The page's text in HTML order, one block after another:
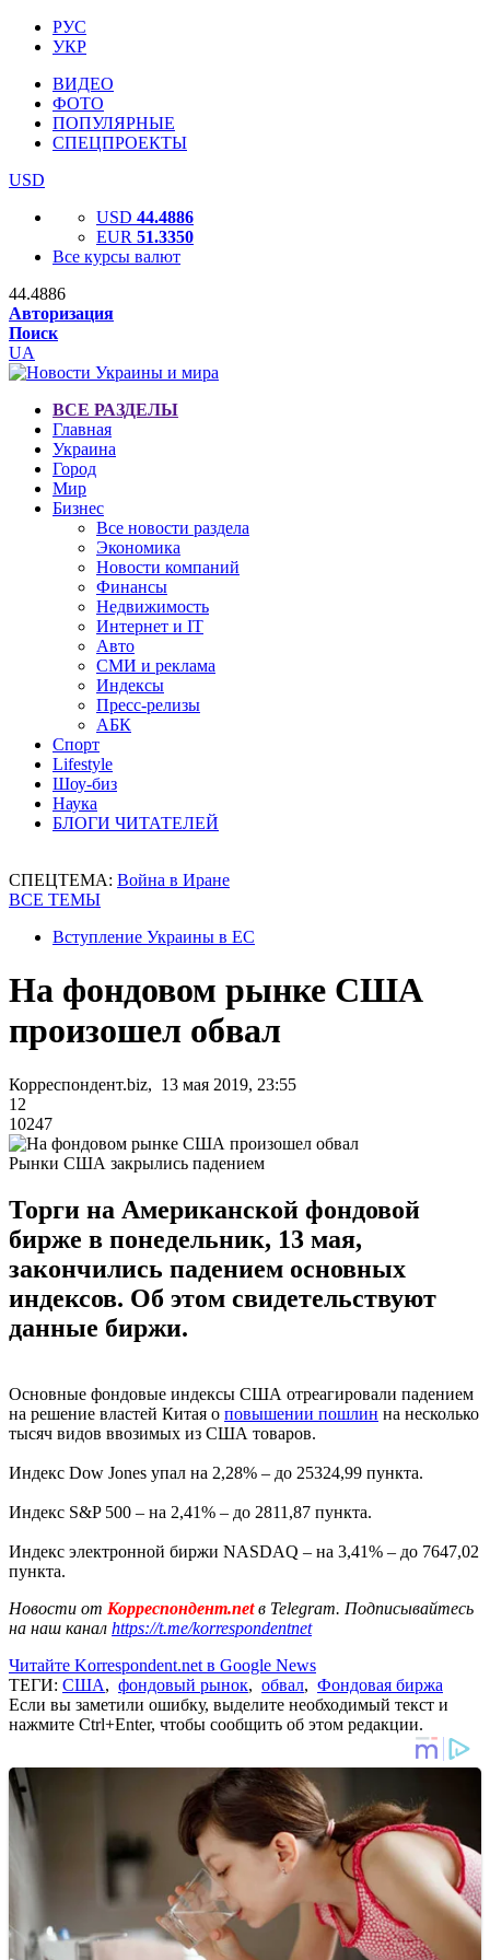
РУС
УКР
ВИДЕО
ФОТО
ПОПУЛЯРНЫЕ
СПЕЦПРОЕКТЫ
USD
USD 44.4886
EUR 51.3350
Все курсы валют
44.4886
Авторизация
Поиск
UA
ВСЕ РАЗДЕЛЫ
Главная
Украина
Город
Мир
Бизнес
Все новости раздела
Экономика
Новости компаний
Финансы
Недвижимость
Интернет и IT
Авто
СМИ и реклама
Индексы
Пресс-релизы
АБК
Спорт
Lifestyle
Шоу-биз
Наука
БЛОГИ ЧИТАТЕЛЕЙ
СПЕЦТЕМА: Война в Иране
ВСЕ ТЕМЫ
Вступление Украины в ЕС
На фондовом рынке США
произошел обвал
Корреспондент.biz, 13 мая 2019, 23:55
12
10247
Рынки США закрылись падением
Торги на Американской фондовой
бирже в понедельник, 13 мая,
закончились падением основных
индексов. Об этом свидетельствуют
данные биржи.
Основные фондовые индексы США отреагировали падением
на решение властей Китая о повышении пошлин на несколько
тысяч видов ввозимых из США товаров.
Индекс Dow Jones упал на 2,28% – до 25324,99 пункта.
Индекс S&P 500 – на 2,41% – до 2811,87 пункта.
Индекс электронной биржи NASDAQ – на 3,41% – до 7647,02
пункта.
Новости от Корреспондент.netв Telegram. Подписывайтесь
на наш канал https://t.me/korrespondentnet
Читайте Korrespondent.net в Google News
ТЕГИ: США, фондовый рынок, обвал, Фондовая биржа
Если вы заметили ошибку, выделите необходимый текст и
нажмите Ctrl+Enter, чтобы сообщить об этом редакции.